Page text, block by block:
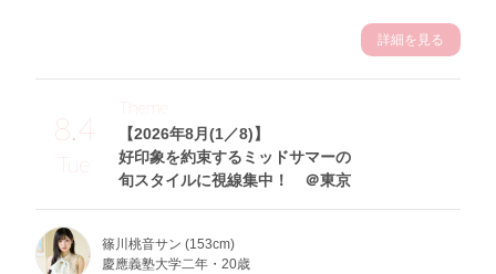
詳細を見る
8.4
Tue
【2026年8月(1／8)】
好印象を約束するミッドサマーの
旬スタイルに視線集中！ ＠東京
Theme
篠川桃音サン (153cm)
慶應義塾大学二年・20歳